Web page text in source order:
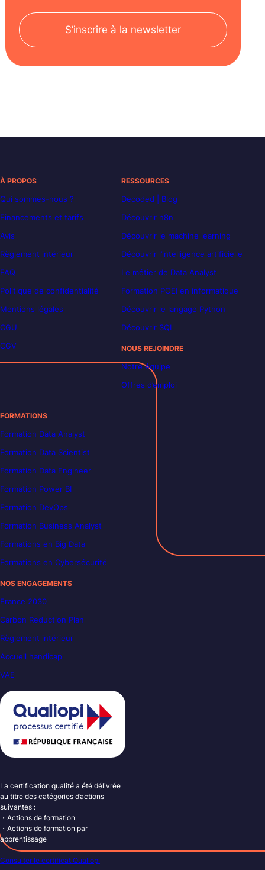
S’inscrire à la newsletter
À PROPOS
Qui sommes-nous ?
Financements et tarifs
Avis
Règlement intérieur
FAQ
Politique de confidentialité
Mentions légales
CGU
CGV
RESSOURCES
Decoded | Blog
Découvrir n8n
Découvrir le machine learning
Découvrir l’intelligence artificielle
Le métier de Data Analyst
Formation POEI en informatique
Découvrir le langage Python
Découvrir SQL
NOUS REJOINDRE
Notre équipe
Offres d’emploi
FORMATIONS
Formation Data Analyst
Formation Data Scientist
Formation Data Engineer
Formation Power BI
Formation DevOps
Formation Business Analyst
Formations en Big Data
Formations en Cybersécurité
NOS ENGAGEMENTS
France 2030
Carbon Reduction Plan
Règlement intérieur
Accueil handicap
VAE
La certification qualité a été délivrée
au titre des catégories d’actions
suivantes :
・Actions de formation
・Actions de formation par
apprentissage
Consulter le certificat Qualiopi